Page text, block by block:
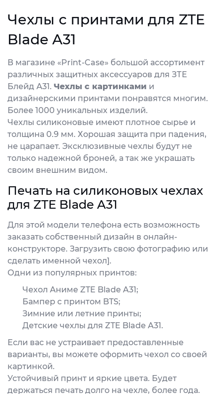
Чехлы с принтами для ZTE
Blade A31
В магазине «Print-Case» большой ассортимент
различных защитных аксессуаров для ЗТЕ
Блейд А31. Чехлы с картинками и
дизайнерскими принтами понравятся многим.
Более 1000 уникальных изделий.
Чехлы силиконовые имеют плотное сырье и
толщина 0.9 мм. Хорошая защита при падения,
не царапает. Эксклюзивные чехлы будут не
только надежной броней, а так же украшать
своим внешним видом.
Печать на силиконовых чехлах
для ZTE Blade A31
Для этой модели телефона есть возможность
заказать собственный дизайн в онлайн-
конструкторе. Загрузить свою фотографию или
сделать именной чехол].
Одни из популярных принтов:
Чехол Аниме ZTE Blade A31;
Бампер с принтом BTS;
Зимние или летние принты;
Детские чехлы для ZTE Blade A31.
Если вас не устраивает предоставленные
варианты, вы можете оформить чехол со своей
картинкой.
Устойчивый принт и яркие цвета. Будет
держаться печать долго на чехле, более года.